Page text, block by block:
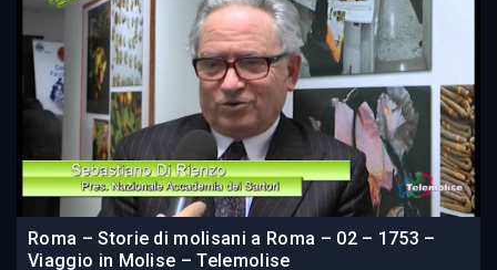
Roma – Storie di molisani a Roma – 02 – 1753 –
Viaggio in Molise – Telemolise